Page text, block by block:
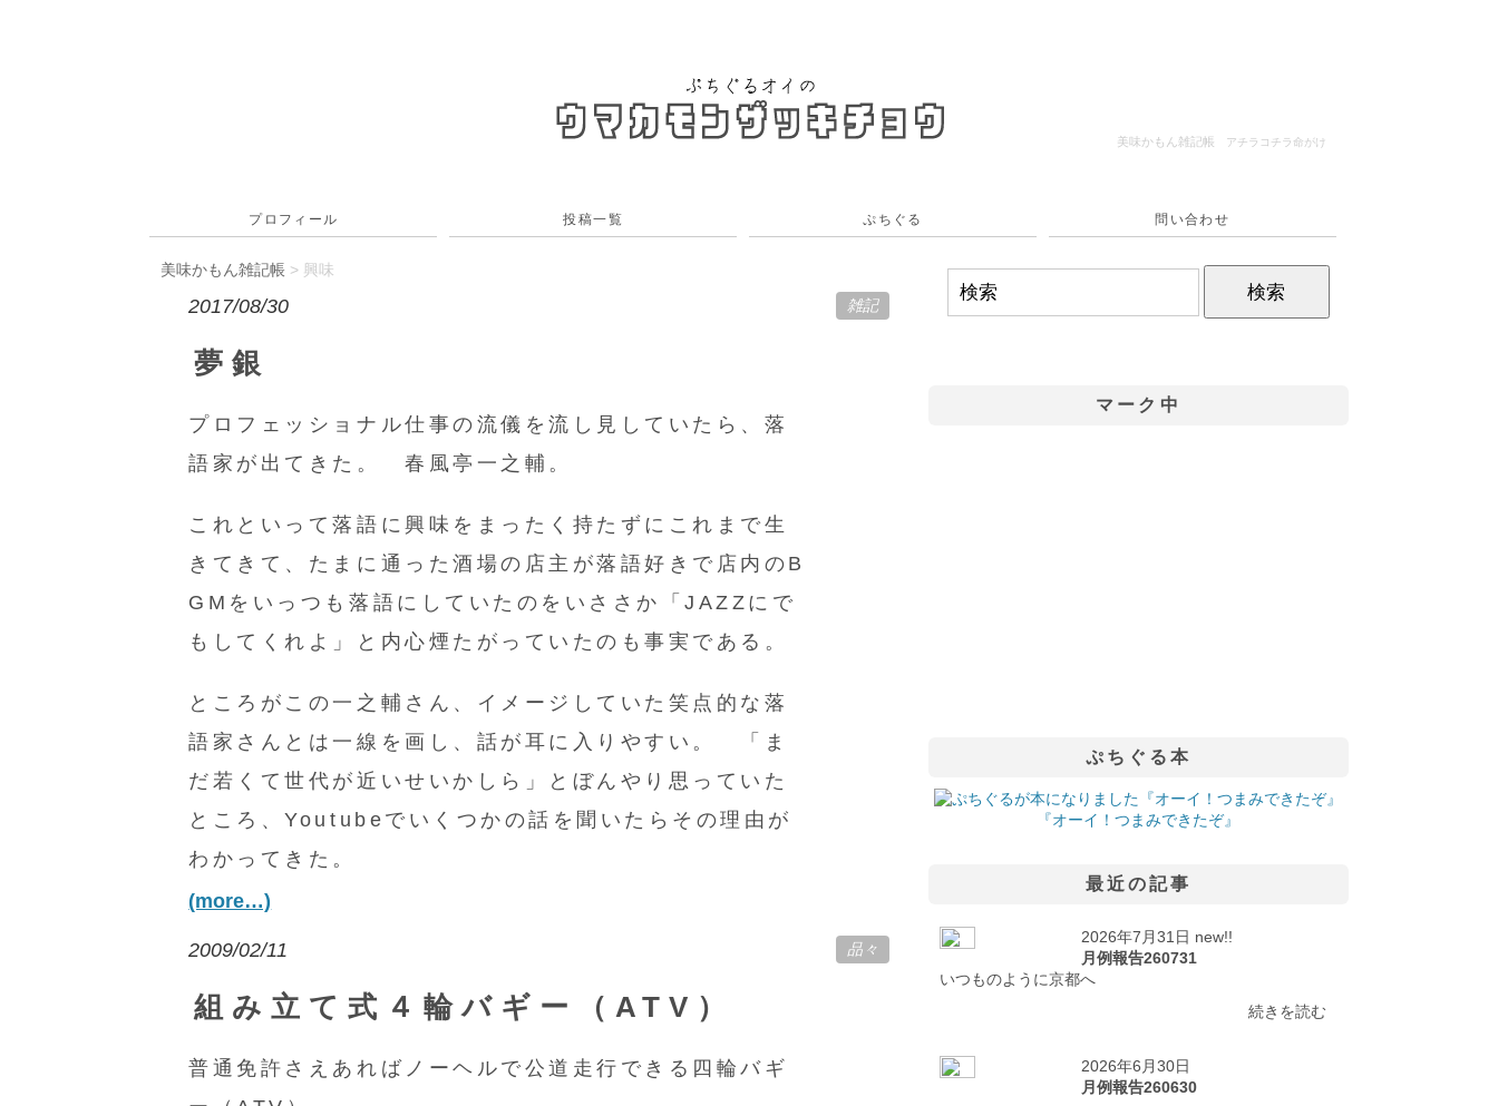
美味かもん雑記帳 アチラコチラ命がけ
プロフィール 投稿一覧 ぷちぐる 問い合わせ
美味かもん雑記帳 > 興味
2017/08/30 雑記
夢銀
プロフェッショナル仕事の流儀を流し見していたら、落
語家が出てきた。 春風亭一之輔。
これといって落語に興味をまったく持たずにこれまで生
きてきて、たまに通った酒場の店主が落語好きで店内のB
GMをいっつも落語にしていたのをいささか「JAZZにで
もしてくれよ」と内心煙たがっていたのも事実である。
ところがこの一之輔さん、イメージしていた笑点的な落
語家さんとは一線を画し、話が耳に入りやすい。 「ま
だ若くて世代が近いせいかしら」とぼんやり思っていた
ところ、Youtubeでいくつかの話を聞いたらその理由が
わかってきた。
(more…)
2009/02/11 品々
組み立て式４輪バギー（ATV）
普通免許さえあればノーヘルで公道走行できる四輪バギ
マーク中
ぷちぐる本
『オーイ！つまみできたぞ』
最近の記事
2026年7月31日 new!!
月例報告260731
いつものように京都へ
続きを読む
2026年6月30日
月例報告260630